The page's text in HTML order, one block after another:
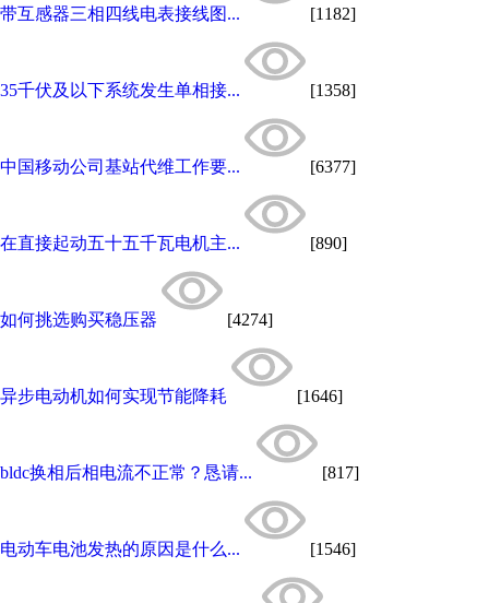
带互感器三相四线电表接线图... [1182]
35千伏及以下系统发生单相接... [1358]
中国移动公司基站代维工作要... [6377]
在直接起动五十五千瓦电机主... [890]
如何挑选购买稳压器 [4274]
异步电动机如何实现节能降耗 [1646]
bldc换相后相电流不正常？恳请... [817]
电动车电池发热的原因是什么... [1546]